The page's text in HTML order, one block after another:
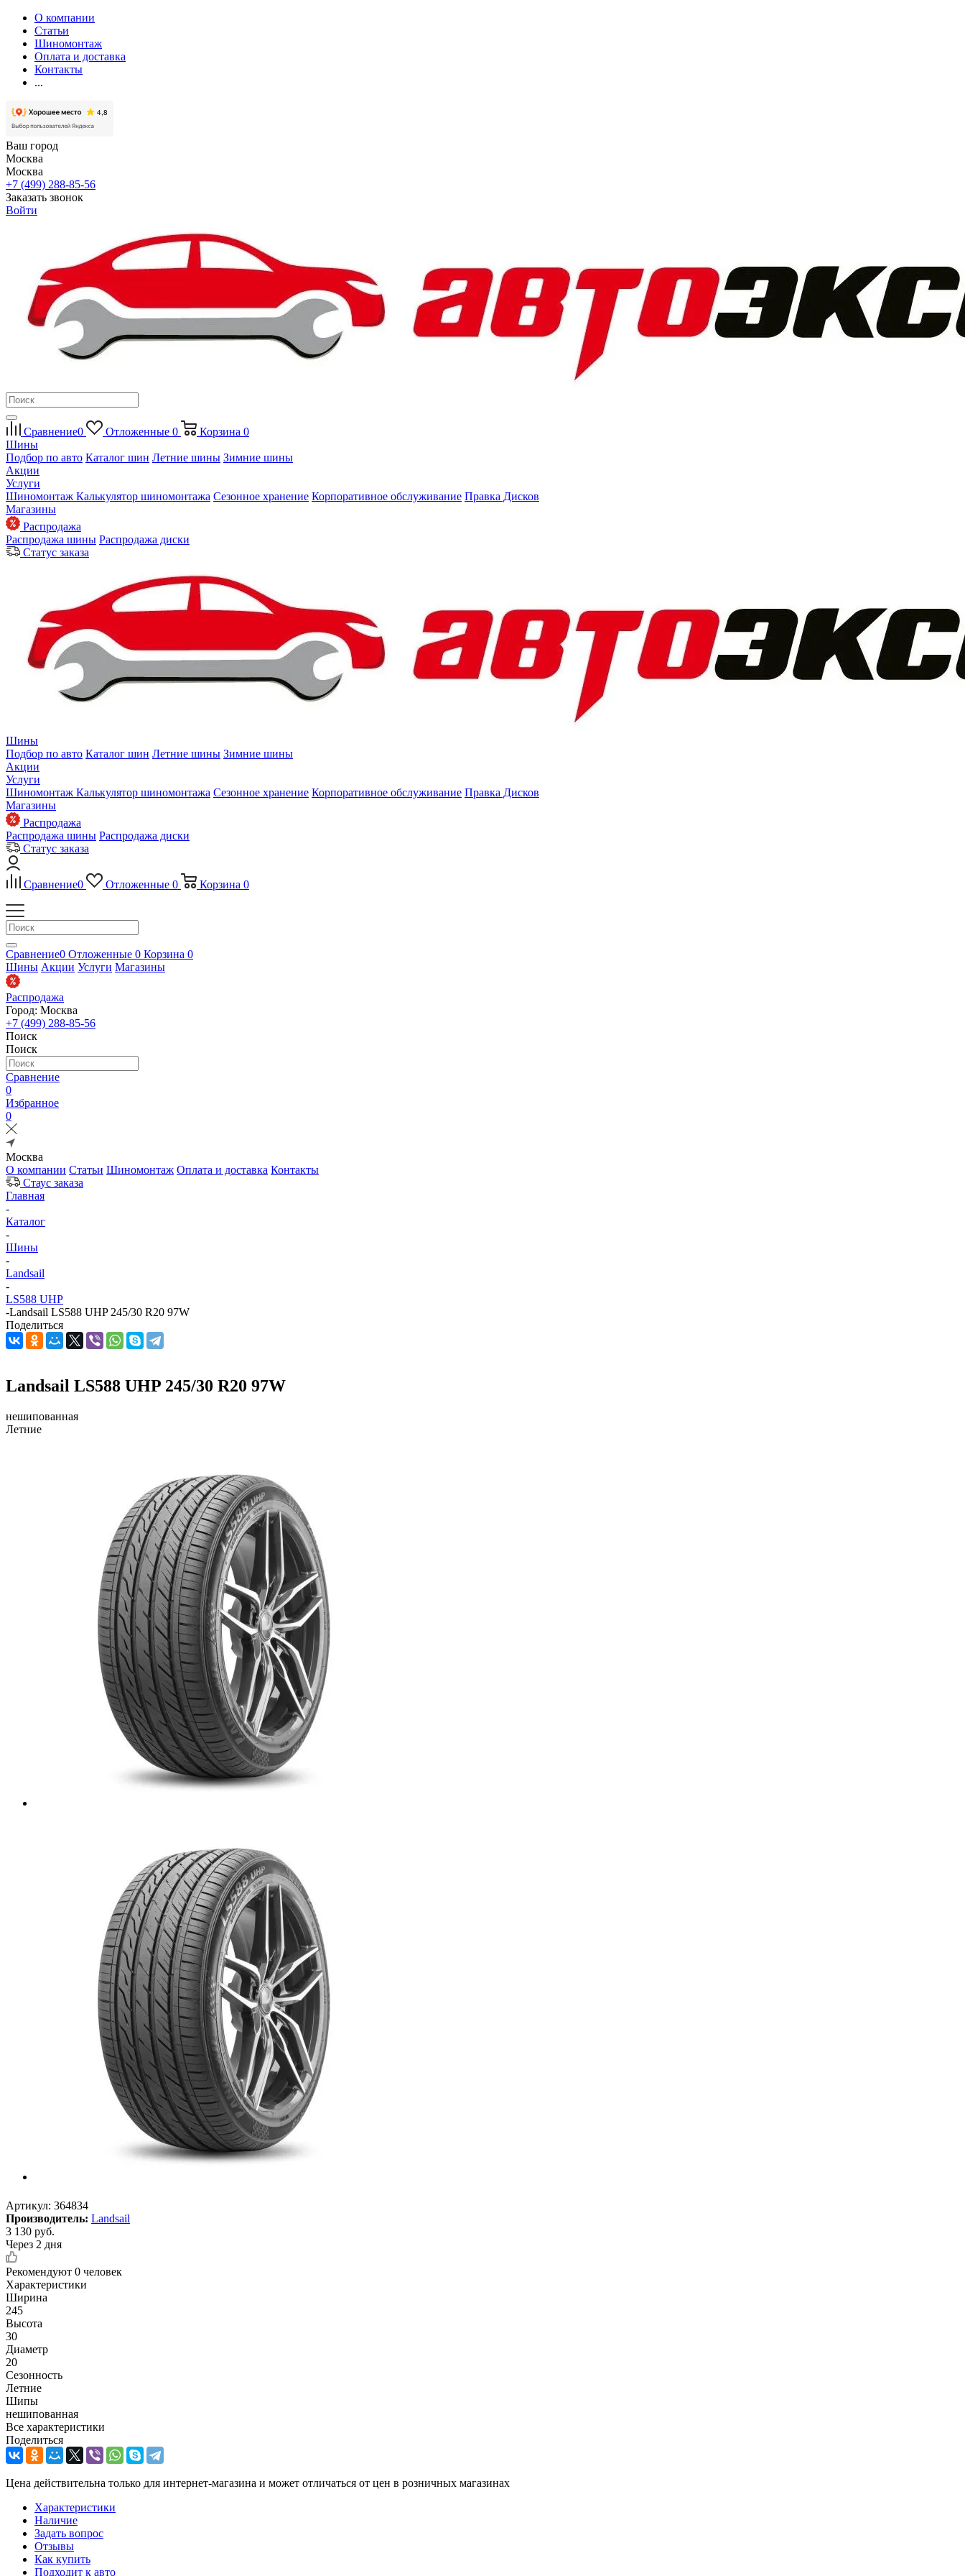
О компании
Статьи
Шиномонтаж
Оплата и доставка
Контакты
...
Ваш город
Москва
Москва
+7 (499) 288-85-56
Заказать звонок
Войти
Сравнение0 Отложенные 0 Корзина 0
Шины
Подбор по авто Каталог шин Летние шины Зимние шины
Акции
Услуги
Шиномонтаж Калькулятор шиномонтажа Сезонное хранение Корпоративное обслуживание Правка Дисков
Магазины
Распродажа
Распродажа шины Распродажа диски
Статус заказа
Шины
Подбор по авто Каталог шин Летние шины Зимние шины
Акции
Услуги
Шиномонтаж Калькулятор шиномонтажа Сезонное хранение Корпоративное обслуживание Правка Дисков
Магазины
Распродажа
Распродажа шины Распродажа диски
Статус заказа
Сравнение0 Отложенные 0 Корзина 0
Сравнение0 Отложенные 0 Корзина 0
Шины Акции Услуги Магазины
Распродажа
Город: Москва
+7 (499) 288-85-56
Поиск
Поиск
Сравнение
0
Избранное
0
Москва
О компании Статьи Шиномонтаж Оплата и доставка Контакты
Стаус заказа
Главная
-
Каталог
-
Шины
-
Landsail
-
LS588 UHP
-Landsail LS588 UHP 245/30 R20 97W
Поделиться
Landsail LS588 UHP 245/30 R20 97W
нешипованная
Летние
Артикул: 364834
Производитель: Landsail
3 130 руб.
Через 2 дня
Рекомендуют 0 человек
Характеристики
Ширина
245
Высота
30
Диаметр
20
Сезонность
Летние
Шипы
нешипованная
Все характеристики
Поделиться
Цена действительна только для интернет-магазина и может отличаться от цен в розничных магазинах
Характеристики
Наличие
Задать вопрос
Отзывы
Как купить
Подходит к авто